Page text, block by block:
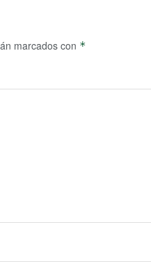
marcados con *